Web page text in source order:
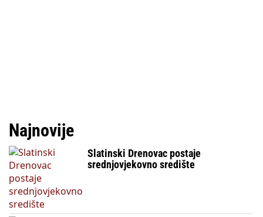
Najnovije
Slatinski Drenovac postaje
srednjovjekovno središte